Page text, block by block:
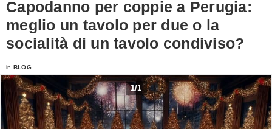
Capodanno per coppie a Perugia:
meglio un tavolo per due o la
socialità di un tavolo condiviso?
in BLOG
1/1